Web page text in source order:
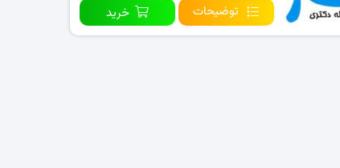
توضیحات
خرید